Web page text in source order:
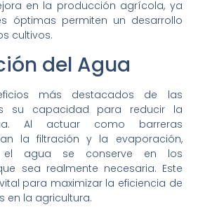
en la producción agrícola, ya
óptimas permiten un desarrollo
cultivos.
del Agua
más destacados de las
su capacidad para reducir la
Al actuar como barreras
la filtración y la evaporación,
el agua se conserve en los
sea realmente necesaria. Este
para maximizar la eficiencia de
en la agricultura.